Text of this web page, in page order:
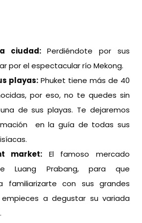
ciudad:Perdiéndote por sus
por el espectacular río Mekong.
playas: Phuket tiene más de 40
por eso, no te quedes sin
de sus playas. Te dejaremos
en la guía de todas sus
market: El famoso mercado
Luang Prabang, para que
familiarizarte con sus grandes
a degustar su variada